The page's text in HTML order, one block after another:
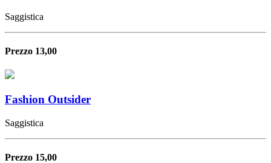
Saggistica
Prezzo 13,00
Fashion Outsider
Saggistica
Prezzo 15,00